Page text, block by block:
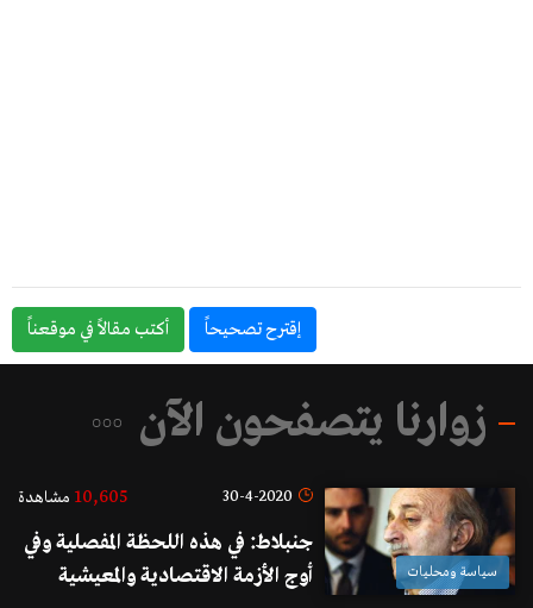
إقترح تصحيحاً أكتب مقالاً في موقعناً
زوارنا يتصفحون الآن
سياسة ومحليات
30-4-2020
10,605 مشاهدة
جنبلاط: في هذه اللحظة المفصلية وفي
أوج الأزمة الاقتصادية والمعيشية